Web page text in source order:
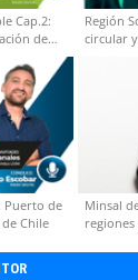
Cap.2:
de
Región
circular
Puerto de
Chile
Minsal